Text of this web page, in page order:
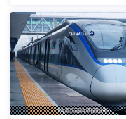
中车南京浦镇车辆有限公司